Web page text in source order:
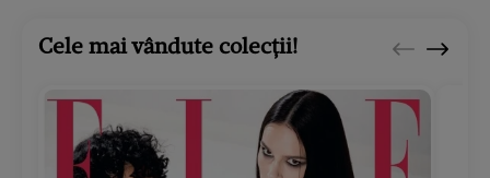
Cele mai vândute colecții!